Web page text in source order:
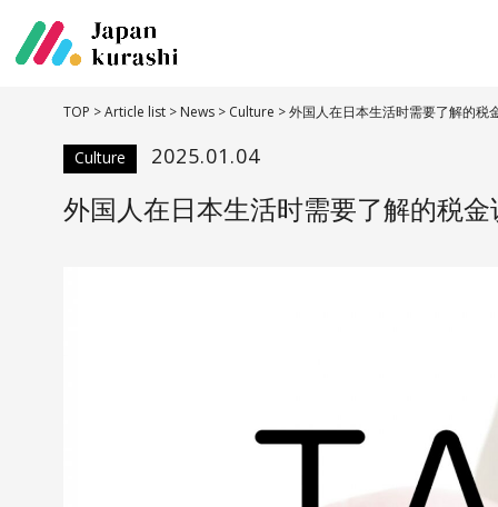
TOP >Article list > News > Culture >外国人在日本生活时需要了解的税
Culture 2025.01.04
外国人在日本生活时需要了解的税